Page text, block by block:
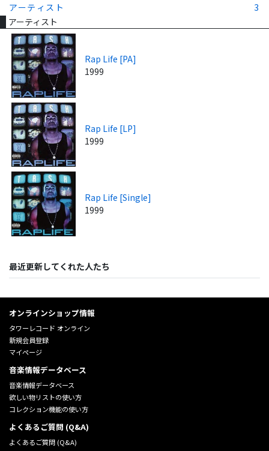
アーティスト
3
アーティスト
Rap Life [PA]
1999
Rap Life [LP]
1999
Rap Life [Single]
1999
最近更新してくれた人たち
オンラインショップ情報
タワーレコード オンライン
新規会員登録
マイページ
音楽情報データベース
音楽情報データベース
欲しい物リストの使い方
コレクション機能の使い方
よくあるご質問 (Q&A)
よくあるご質問 (Q&A)